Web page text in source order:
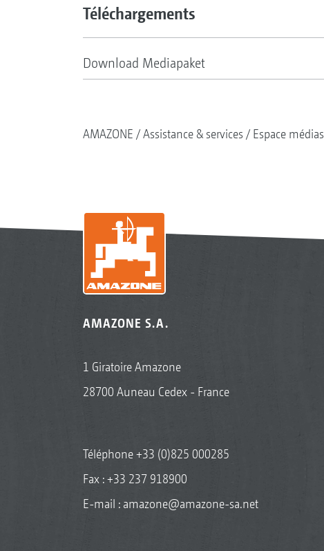
Téléchargements
Download Mediapaket
AMAZONE Assistance & services Espace médias
AMAZONE S.A.
1 Giratoire Amazone
28700 Auneau Cedex - France
Téléphone+33 (0)825 000285
Fax : +33 237 918900
E-mail : amazone@amazone-sa.net